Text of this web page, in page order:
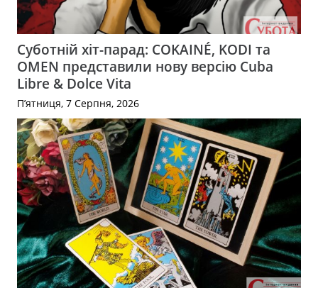
Суботній хіт-парад: COKAINÉ, KODI та
OMEN представили нову версію Cuba
Libre & Dolce Vita
П’ятниця, 7 Серпня, 2026